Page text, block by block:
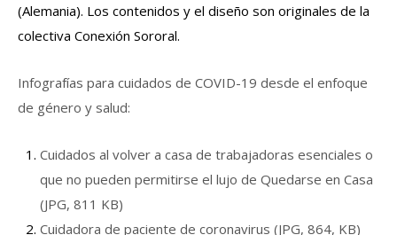
(Alemania). Los contenidos y el diseño son originales de la
colectiva Conexión Sororal.
Infografías para cuidados de COVID-19 desde el enfoque
de género y salud:
Cuidados al volver a casa de trabajadoras esenciales o
que no pueden permitirse el lujo de Quedarse en Casa
(JPG, 811 KB)
Cuidadora de paciente de coronavirus (JPG, 864, KB)